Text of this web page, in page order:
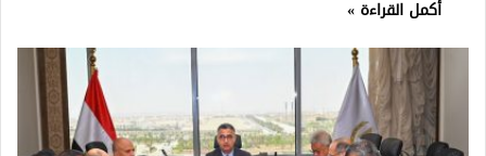
أكمل القراءة »